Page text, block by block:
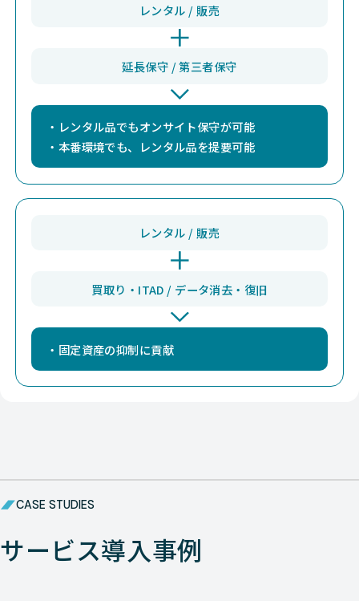
HCI
HCI
HCI
HCI
Nutanix
Dell XC
Nutanix
Dell PE
HCI
Nutanix
HCI
Dell XC
Nutanix
HCI
Dell PE
Nutanix
HCI
Dell XC
Nutanix
HCI
レンタル / 販売
延長保守 / 第三者保守
・レンタル品でもオンサイト保守が可能
・本番環境でも、レンタル品を提要可能
レンタル / 販売
買取り・ITAD / データ消去・復旧
・固定資産の抑制に貢献
CASE STUDIES
サービス導入事例